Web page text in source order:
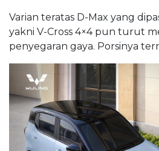
Varian teratas D-Max yang
yakni V-Cross 4×4 pun turut
penyegaran gaya. Porsinya